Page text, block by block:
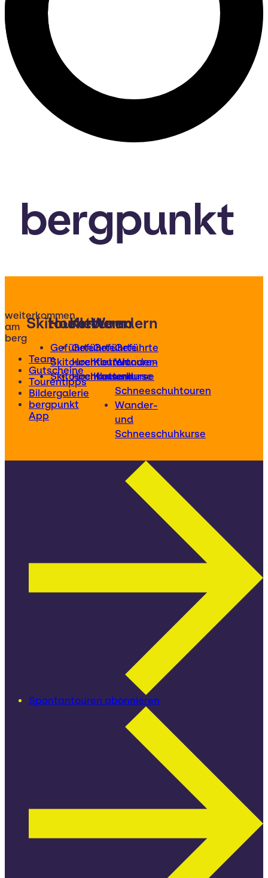
bergpunkt
weiterkommen
am
berg
Team
Gutscheine
Tourentipps
Bildergalerie
bergpunkt
App
Skitouren
Geführte
Skitouren
Skitourenkurse
Hochtouren
Geführte
Hochtouren
Hochtourenkurse
Klettern
Geführte
Klettertouren
Kletterkurse
Wandern
Geführte
Wander-
und
Schneeschuhtouren
Wander-
und
Schneeschuhkurse
Spontantouren abonnieren